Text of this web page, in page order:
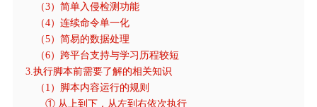
（3）简单入侵检测功能
（4）连续命令单一化
（5）简易的数据处理
（6）跨平台支持与学习历程较短
3.执行脚本前需要了解的相关知识
（1）脚本内容运行的规则
① 从上到下，从左到右依次执行